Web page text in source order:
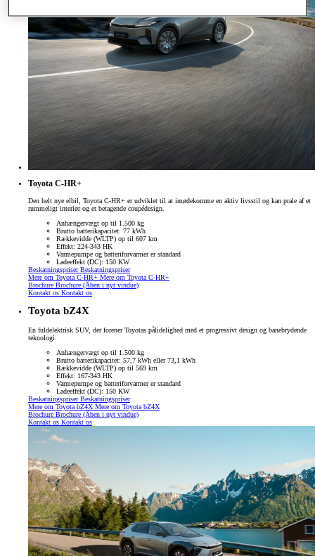
Toyota C-HR+
Den helt nye elbil, Toyota C-HR+ er udviklet til at imødekomme en aktiv livsstil og kan prale af et
rummeligt interiør og et betagende coupédesign.
Anhængervægt op til 1.500 kg
Brutto batterikapacitet: 77 kWh
Rækkevidde (WLTP) op til 607 km
Effekt: 224-343 HK
Varmepumpe og batteriforvarmer er standard
Ladeeffekt (DC): 150 KW
BeskatningspriserBeskatningspriser
Mere om Toyota C-HR+ Mere om Toyota C-HR+
Brochure Brochure (Åben i nyt vindue)
Kontakt os Kontakt os
Toyota bZ4X
En fuldelektrisk SUV, der forener Toyotas pålidelighed med et progressivt design og banebrydende
teknologi.
Anhængervægt op til 1.500 kg
Brutto batterikapacitet: 57,7 kWh eller 73,1 kWh
Rækkevidde (WLTP) op til 569 km
Effekt: 167-343 HK
Varmepumpe og batteriforvarmer er standard
Ladeeffekt (DC): 150 KW
BeskatningspriserBeskatningspriser
Mere om Toyota bZ4X Mere om Toyota bZ4X
Brochure Brochure (Åben i nyt vindue)
Kontakt os Kontakt os